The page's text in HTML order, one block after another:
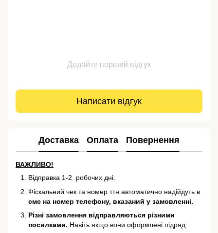
Додайте перший відгук
Написати відгук
Доставка Оплата Повернення
ВАЖЛИВО!
Відправка 1-2 робочих дні.
Фіскальний чек та номер ттн автоматично надійдуть в
смс на номер телефону, вказаний у замовленні.
Різні замовлення відправляються різними
посилками. Навіть якщо вони оформлені підряд.